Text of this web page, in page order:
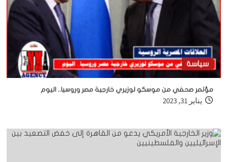
سياسة
مؤتمر صحفي من موسكو لوزيري خارجية مصر وروسيا.. اليوم
يناير 31, 2023